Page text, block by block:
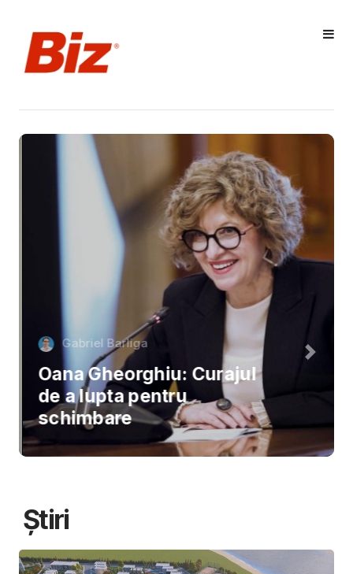
Gabriel Barliga
Oana Gheorghiu: Curajul
de a lupta pentru
schimbare
Știri